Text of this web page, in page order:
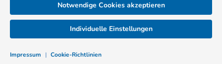
Notwendige Cookies akzeptieren
Impressum | Cookie-Richtlinien
Individuelle Einstellungen